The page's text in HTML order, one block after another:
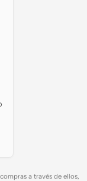
a través de ellos,